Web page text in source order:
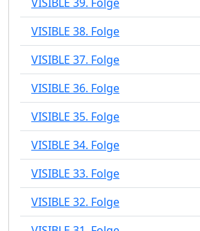
VISIBLE 39. Folge
VISIBLE 38. Folge
VISIBLE 37. Folge
VISIBLE 36. Folge
VISIBLE 35. Folge
VISIBLE 34. Folge
VISIBLE 33. Folge
VISIBLE 32. Folge